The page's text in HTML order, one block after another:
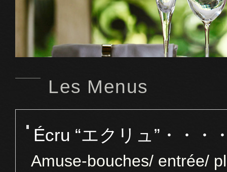
Les Menus
Écru “エクリュ”・・・
Amuse-bouches/ entrée/